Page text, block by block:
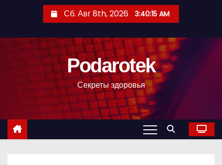
с
Сб. Авг 8th, 2026 3:40:16 AM
Podarotek
Секреты здоровья